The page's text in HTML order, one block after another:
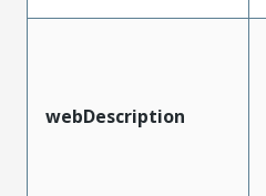
webDescription